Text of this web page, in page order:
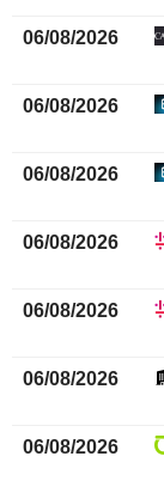
06/08/2026
06/08/2026
06/08/2026
06/08/2026
06/08/2026
06/08/2026
06/08/2026